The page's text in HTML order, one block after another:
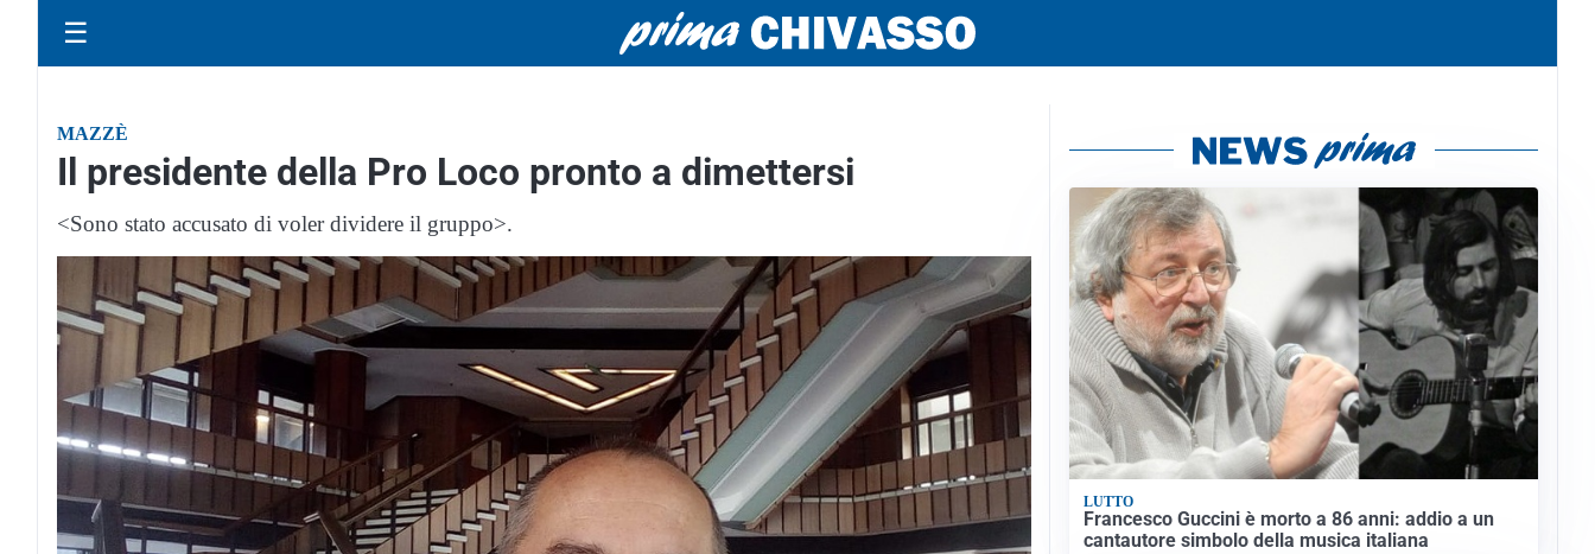
☰
MAZZÈ
Il presidente della Pro Loco pronto a dimettersi
<Sono stato accusato di voler dividere il gruppo>.
LUTTO
Francesco Guccini è morto a 86 anni: addio a un
cantautore simbolo della musica italiana